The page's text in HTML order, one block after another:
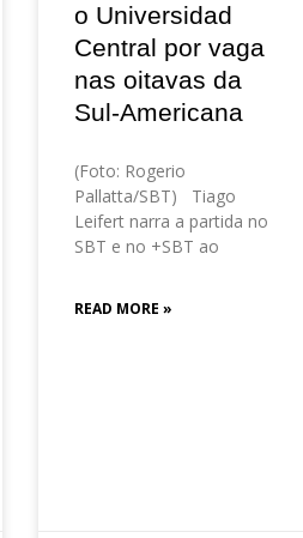
o Universidad
Central por vaga
nas oitavas da
Sul-Americana
(Foto: Rogerio
Pallatta/SBT) Tiago
Leifert narra a partida no
SBT e no +SBT ao
READ MORE »